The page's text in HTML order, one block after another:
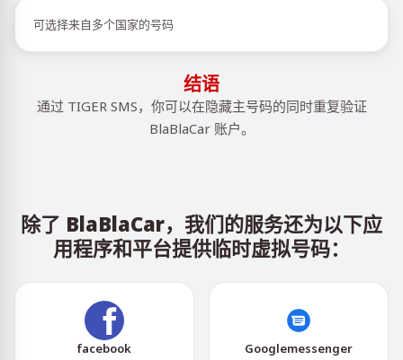
可选择来自多个国家的号码
结语
通过 TIGER SMS，你可以在隐藏主号码的同时重复验证
BlaBlaCar 账户。
除了 BlaBlaCar，我们的服务还为以下应
用程序和平台提供临时虚拟号码：
facebook Googlemessenger